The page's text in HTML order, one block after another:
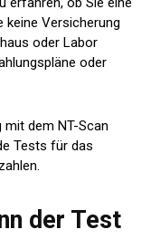
keine Versicherung
oder Labor
oder
dem NT-Scan
Tests für das
der Test